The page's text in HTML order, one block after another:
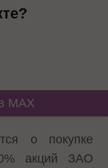
MAX
о покупке
акций ЗАО